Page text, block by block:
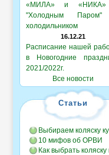
«МИЛА» и
"Холодным
холодильником
16.12.21
Расписание нашей
в Новогодние
2021/2022г.
Все новости
Статьи
Выбираем коляску
10 мифов об ОРВИ
Как выбрать коляску